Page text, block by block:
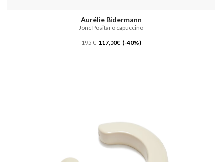
Aurélie Bidermann
Jonc Positano capuccino
195 € 117,00€ (-40%)